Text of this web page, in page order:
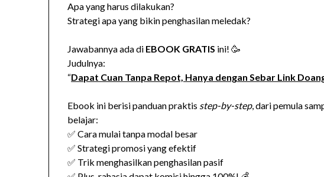
Apa yang harus dilakukan?
Strategi apa yang bikin penghasilan meledak?
Jawabannya ada di EBOOK GRATIS ini! 🥳
Judulnya:
“Dapat Cuan Tanpa Repot, Hanya dengan Sebar Link
Ebook ini berisi panduan praktis step-by-step, dari pemula
belajar:
✅ Cara mulai tanpa modal besar
✅ Strategi promosi yang efektif
✅ Trik menghasilkan penghasilan pasif